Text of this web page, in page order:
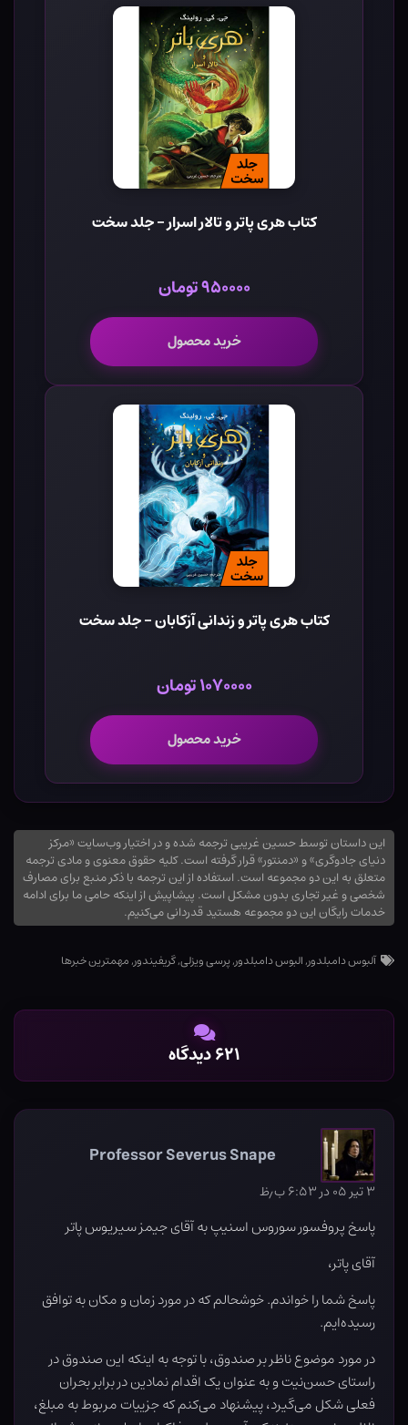
کتاب هری پاتر و تالار اسرار - جلد سخت
۹۵۰۰۰۰ تومان
خرید محصول
کتاب هری پاتر و زندانی آزکابان - جلد سخت
۱۰۷۰۰۰۰ تومان
خرید محصول
این داستان توسط حسین غریبی ترجمه شده و در اختیار وب‌سایت «مرکز
دنیای جادوگری» و «دمنتور» قرار گرفته است. کلیه حقوق معنوی و مادی ترجمه
متعلق به این دو مجموعه است. استفاده از این ترجمه با ذکر منبع برای مصارف
شخصی و غیر تجاری بدون مشکل است. پیشاپیش از اینکه حامی ما برای ادامه
خدمات رایگان این دو مجموعه هستید قدردانی می‌کنیم.
آلبوس دامبلدور,البوس دامبلدور,پرسی ویزلی,گریفیندور,مهمترین خبرها
۶۲۱ دیدگاه
Professor Severus Snape
۳ تیر ۰۵ در ۶:۵۳ ب٫ظ
پاسخ پروفسور سوروس اسنیپ به آقای جیمز سیریوس پاتر
آقای پاتر،
پاسخ شما را خواندم. خوشحالم که در مورد زمان و مکان به توافق
رسیده‌ایم.
در مورد موضوع ناظر بر صندوق، با توجه به اینکه این صندوق در
راستای حسن‌نیت و به عنوان یک اقدام نمادین در برابر بحران
فعلی شکل می‌گیرد، پیشنهاد می‌کنم که جزییات مربوط به مبلغ،